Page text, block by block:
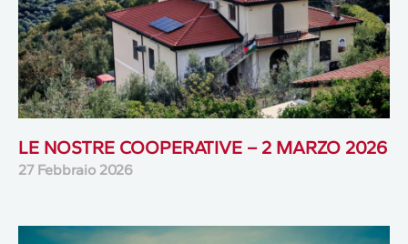
LE NOSTRE COOPERATIVE – 2 MARZO 2026
27 Febbraio 2026